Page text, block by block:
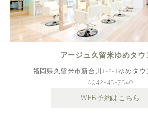
アージュ久留米ゆめタウ
福岡県久留米市新合川1-2-1ゆめタウ
0942-45-7540
WEB予約はこちら